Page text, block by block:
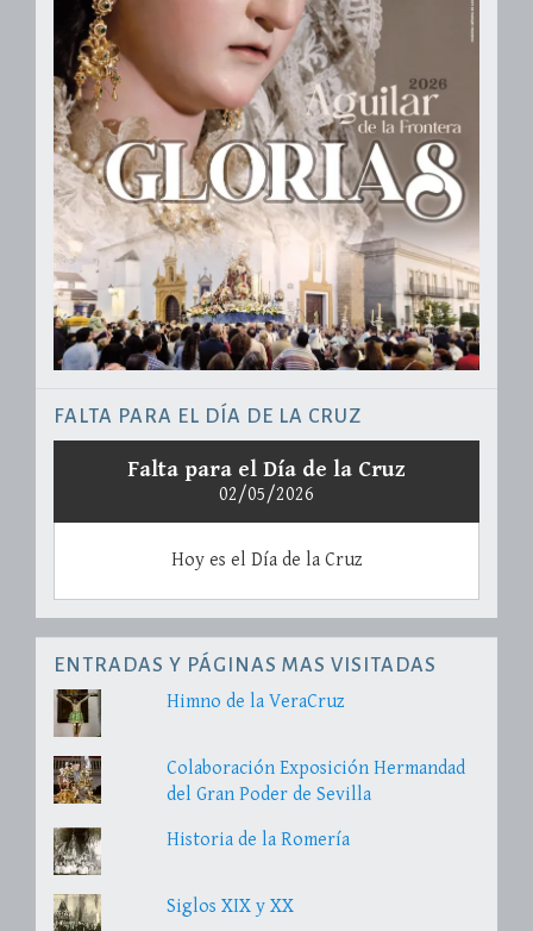
FALTA PARA EL DÍA DE LA CRUZ
Falta para el Día de la Cruz
02/05/2026
Hoy es el Día de la Cruz
ENTRADAS Y PÁGINAS MAS VISITADAS
Himno de la VeraCruz
Colaboración Exposición Hermandad
del Gran Poder de Sevilla
Historia de la Romería
Siglos XIX y XX